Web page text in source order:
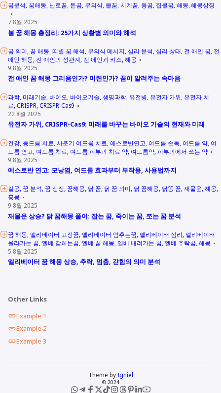
꿈분석 꿈해몽 난로꿈 돈꿈 무의식 불꿈 시계꿈 용꿈 집불꿈 해몽 해몽상징
7 8월 2025
불 꿈 해몽 총정리: 25가지 상황별 의미와 해석
꿈 의미 꿈 해몽 띠별 꿈 해석 무의식 메시지 심리 분석 심리 상태 전 애인 꿈 전
애인 해몽 전 애인과 성관계 전 애인과 키스 해몽
9 8월 2025
전 애인 꿈 해몽 그리움인가? 미련인가? 꿈이 알려주는 속마음
과학 미래기술 바이오 바이오기술 생명과학 유전병 유전자 가위 유전자 치
료 CRISPR CRISPR-Cas9
22 8월 2025
유전자 가위, CRISPR-Cas9: 미래를 바꾸는 바이오 기술의 현재와 미래
건강 등드름 치료 사춘기 여드름 치료 에스로반연고 여드름 손독 여드름 약 여
드름 연고 여드름 치료 여드름 피부과 치료 약 여드름약 피부과에서 쓰는 약
9 8월 2025
에스로반 연고: 모낭염, 여드름 효과부터 부작용, 사용법까지
길몽 꿈 분석 꿈 상징 꿈해몽 닭 꿈 닭 꿈 의미 닭 꿈해몽 닭똥 꿈 재물운 해몽
흉몽
9 8월 2025
재물운 상승? 닭 꿈해몽 풀이: 잡는 꿈, 죽이는 꿈, 쪼는 꿈 분석
꿈 해몽 엘리베이터 고장꿈 엘리베이터 멈추는꿈 엘리베이터 심리 엘리베이터
올라가는 꿈 엘베 갇히는꿈 엘베 꿈 해몽 엘베 내려가는 꿈 엘베 추락꿈 해몽
5 8월 2025
엘리베이터 꿈 해몽 상승, 추락, 멈춤, 갇힘의 의미 분석
Other Links
Example 1
Example 2
Example 3
Theme by Igniel
© 2024